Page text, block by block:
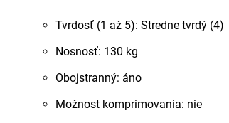
Tvrdosť (1 až 5): Stredne tvrdý (4)
Nosnosť: 130 kg
Obojstranný: áno
Možnost komprimovania: nie